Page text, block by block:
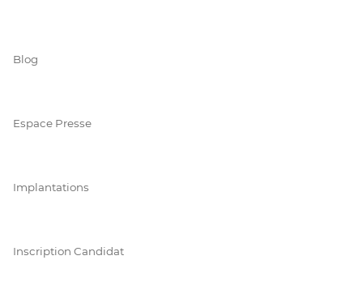
Blog
Espace Presse
Implantations
Inscription Candidat